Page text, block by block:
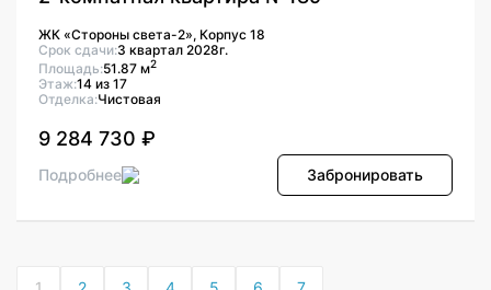
ЖК «Стороны света-2», Корпус 18
Срок сдачи:3 квартал 2028г.
Площадь:51.87 м2
Этаж:14 из 17
Отделка:Чистовая
9 284 730 ₽
Подробнее Забронировать